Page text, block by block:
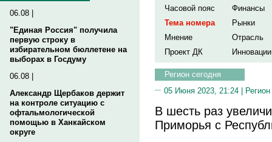
06.08 |
"Единая Россия" получила
первую строку в
избирательном бюллетене на
выборах в Госдуму
06.08 |
Александр Щербаков держит
на контроле ситуацию с
офтальмологической
помощью в Ханкайском
округе
Часовой пояс
Финансы
Тема номера
Рынки
Мнение
Отрасль
Проект ДК
Инновации
Регион сегодня
05 Июня 2023, 21:24 |
В шесть раз
Приморья с